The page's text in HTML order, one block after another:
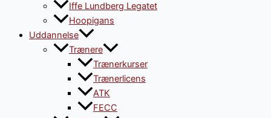
Iffe Lundberg Legatet
Hoopigans
Uddannelse
Trænere
Trænerkurser
Trænerlicens
ATK
FECC